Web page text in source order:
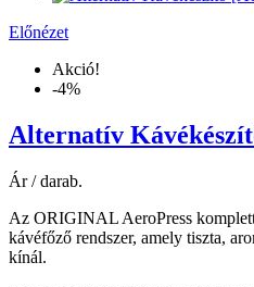
Előnézet
Akció!
-4%
Alternatív
Ár / darab.
Az ORIGINAL AeroPress
kávéfőző rendszer, amely tiszta,
kínál.